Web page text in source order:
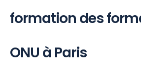
formation des
ONU à Paris